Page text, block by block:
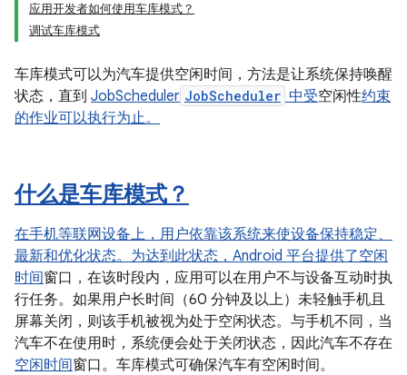
应用开发者如何使用车库模式？
调试车库模式
车库模式可以为汽车提供空闲时间，方法是让系统保持唤醒
状态，直到 JobScheduler JobScheduler 中受空闲性约束
的作业可以执行为止。
什么是车库模式？
在手机等联网设备上，用户依靠该系统来使设备保持稳定、
最新和优化状态。为达到此状态，Android 平台提供了空闲
时间窗口，在该时段内，应用可以在用户不与设备互动时执
行任务。如果用户长时间（60 分钟及以上）未轻触手机且
屏幕关闭，则该手机被视为处于空闲状态。与手机不同，当
汽车不在使用时，系统便会处于关闭状态，因此汽车不存在
空闲时间窗口。 车库模式可确保汽车有空闲时间。